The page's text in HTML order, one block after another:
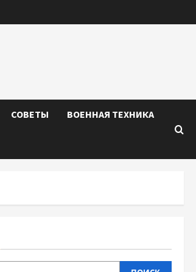
СОВЕТЫ ВОЕННАЯ ТЕХНИКА